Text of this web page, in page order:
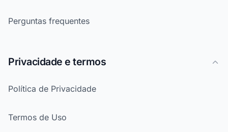
Perguntas frequentes
Privacidade e termos
Política de Privacidade
Termos de Uso